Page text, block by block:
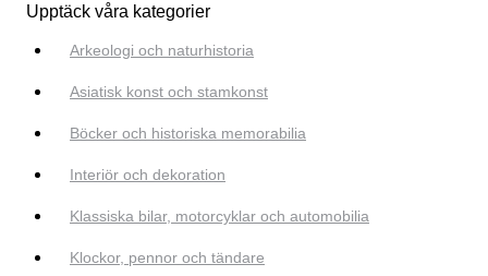
Upptäck våra kategorier
Arkeologi och naturhistoria
Asiatisk konst och stamkonst
Böcker och historiska memorabilia
Interiör och dekoration
Klassiska bilar, motorcyklar och automobilia
Klockor, pennor och tändare